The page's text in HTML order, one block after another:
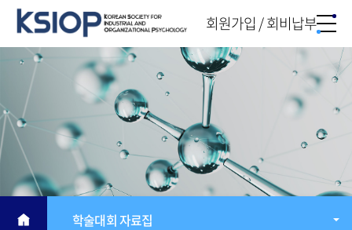
회원가입 / 회비납부
학술대회 자료집